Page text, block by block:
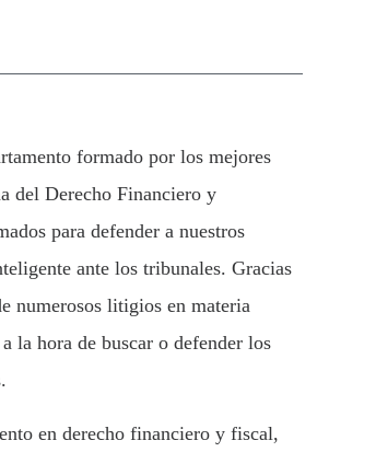
formado por los mejores
del Derecho Financiero y
para defender a nuestros
ante los tribunales. Gracias
numerosos litigios en materia
la hora de buscar o defender los
en derecho financiero y fiscal,